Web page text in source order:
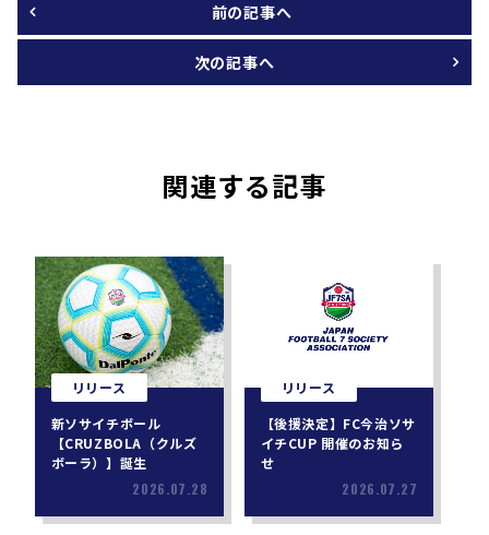
前の記事へ
次の記事へ
関連する記事
リリース
新ソサイチボール
【CRUZBOLA（クルズ
ボーラ）】誕生
2026.07.28
リリース
【後援決定】FC今治ソサ
イチCUP 開催のお知ら
せ
2026.07.27